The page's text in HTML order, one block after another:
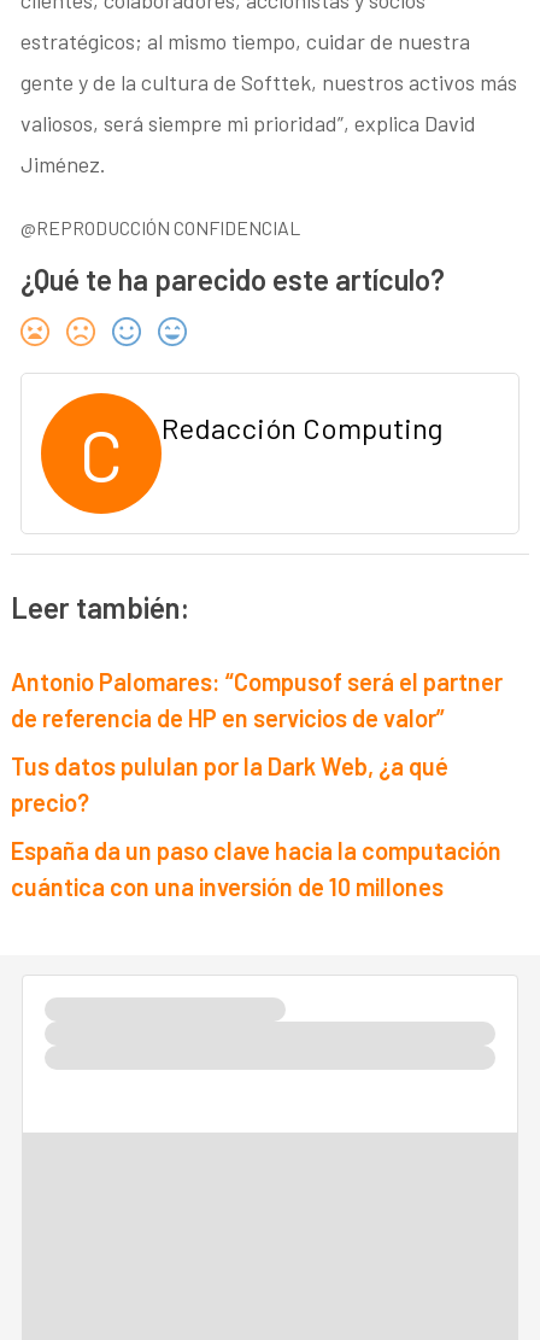
estratégicos; al mismo tiempo, cuidar de nuestra
gente y de la cultura de Softtek, nuestros activos más
valiosos, será siempre mi prioridad”, explica David
Jiménez.
@REPRODUCCIÓN CONFIDENCIAL
¿Qué te ha parecido este artículo?
C Redacción Computing
Leer también:
Antonio Palomares: “Compusof será el partner
de referencia de HP en servicios de valor”
Tus datos pululan por la Dark Web, ¿a qué
precio?
España da un paso clave hacia la computación
cuántica con una inversión de 10 millones